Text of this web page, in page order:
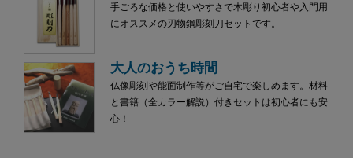
手ごろな価格と使いやすさで木彫り初心者や入門用
にオススメの刃物鋼彫刻刀セットです。
大人のおうち時間
仏像彫刻や能面制作等がご自宅で楽しめます。材料
と書籍（全カラー解説）付きセットは初心者にも安
心！